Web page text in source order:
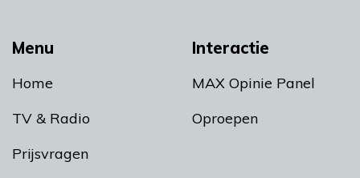
Menu
Home
TV & Radio
Prijsvragen
Interactie
MAX Opinie Panel
Oproepen